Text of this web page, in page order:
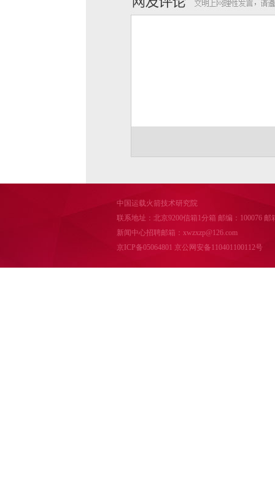
中国运载火箭技术研究院
联系地址：北京9200信箱1分箱 邮编：100076 邮
新闻中心招聘邮箱：xwzxzp@126.com
京ICP备05064801 京公网安备110401100112号